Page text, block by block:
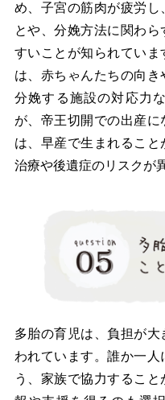
め、子宮の筋肉が疲労し
とや、分娩方法に関わ
すいことが知られてい
は、赤ちゃんたちの向き
分娩する施設の対応力
が、帝王切開での出産
は、早産で生まれるこ
治療や後遺症のリスクが
多胎の育児は、負担が
われています。誰か一
う、家族で協力するこ